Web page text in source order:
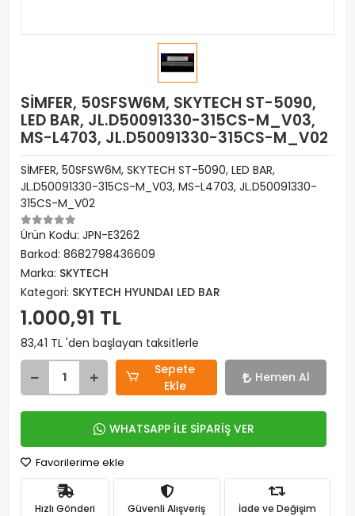
SİMFER, 50SFSW6M, SKYTECH ST-5090,
LED BAR, JL.D50091330-315CS-M_V03,
MS-L4703, JL.D50091330-315CS-M_V02
SİMFER, 50SFSW6M, SKYTECH ST-5090, LED BAR,
JL.D50091330-315CS-M_V03, MS-L4703, JL.D50091330-
315CS-M_V02
Ürün Kodu: JPN-E3262
Barkod: 8682798436609
Marka: SKYTECH
Kategori: SKYTECH HYUNDAI LED BAR
1.000,91 TL
83,41 TL 'den başlayan taksitlerle
Sepete
Ekle
Hemen Al
WHATSAPP İLE SİPARİŞ VER
Favorilerime ekle
Hızlı Gönderi Güvenli Alışveriş İade ve Değişim